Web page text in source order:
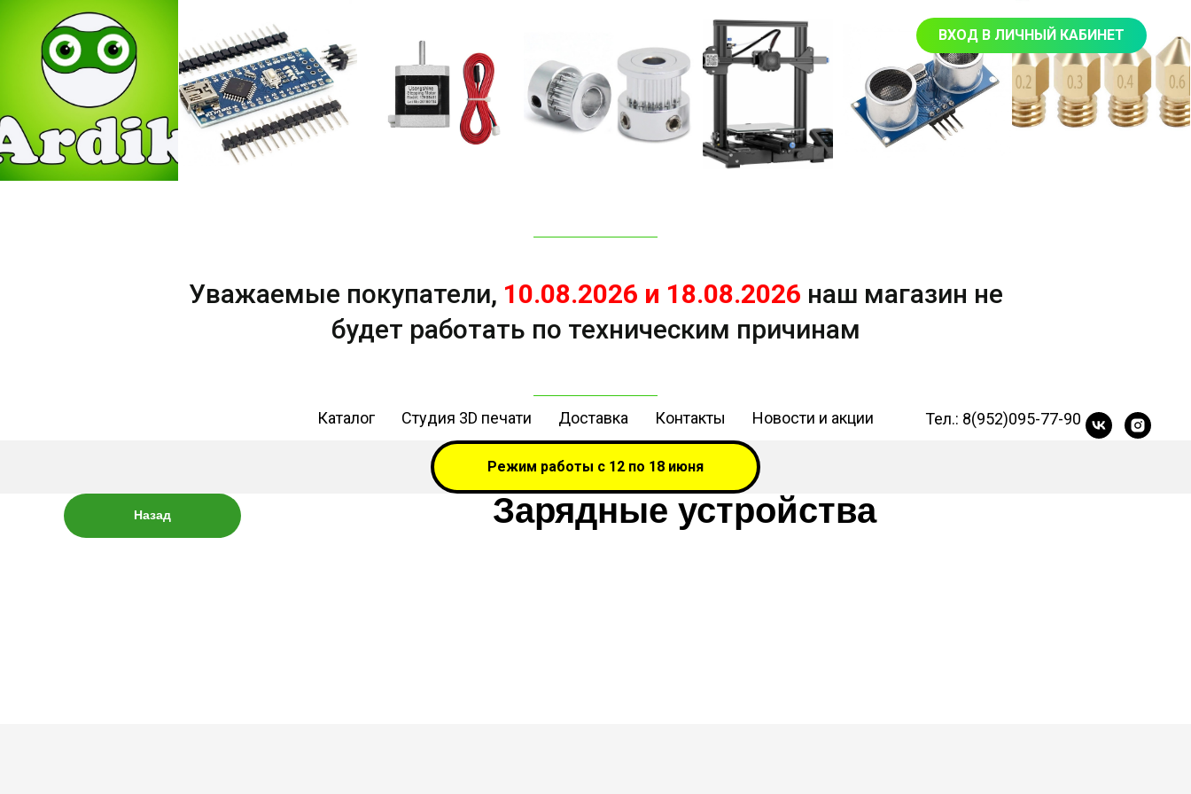
Уважаемые покупатели, 10.08.2026 и 18.08.2026 наш магазин не
будет работать по техническим причинам
Каталог Студия 3D печати Доставка Контакты Новости и акции Тел.: 8(952)095-77-90
ВХОД В ЛИЧНЫЙ КАБИНЕТ
Режим работы с 12 по 18 июня
Зарядные устройства
Назад